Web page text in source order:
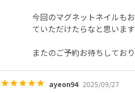
今回のマグネットネイルも
ていただけたらなと思いま
またのご予約お待ちしてお
ayeon94 2025/09/27